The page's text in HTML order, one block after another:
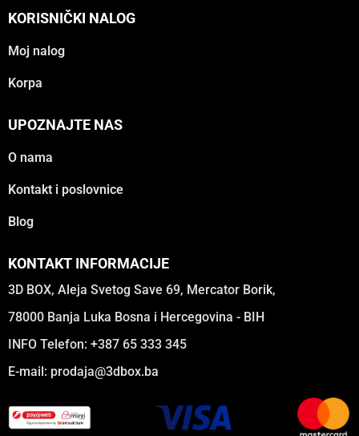
KORISNIČKI NALOG
Moj nalog
Korpa
UPOZNAJTE NAS
O nama
Kontakt i poslovnice
Blog
KONTAKT INFORMACIJE
3D BOX, Aleja Svetog Save 69, Mercator Borik,
78000 Banja Luka Bosna i Hercegovina - BIH
INFO Telefon: +387 65 333 345
E-mail: prodaja@3dbox.ba